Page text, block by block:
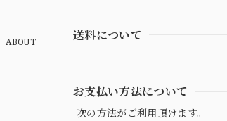
ABOUT 送料について
お支払い方法について
次の方法がご利用頂けます。